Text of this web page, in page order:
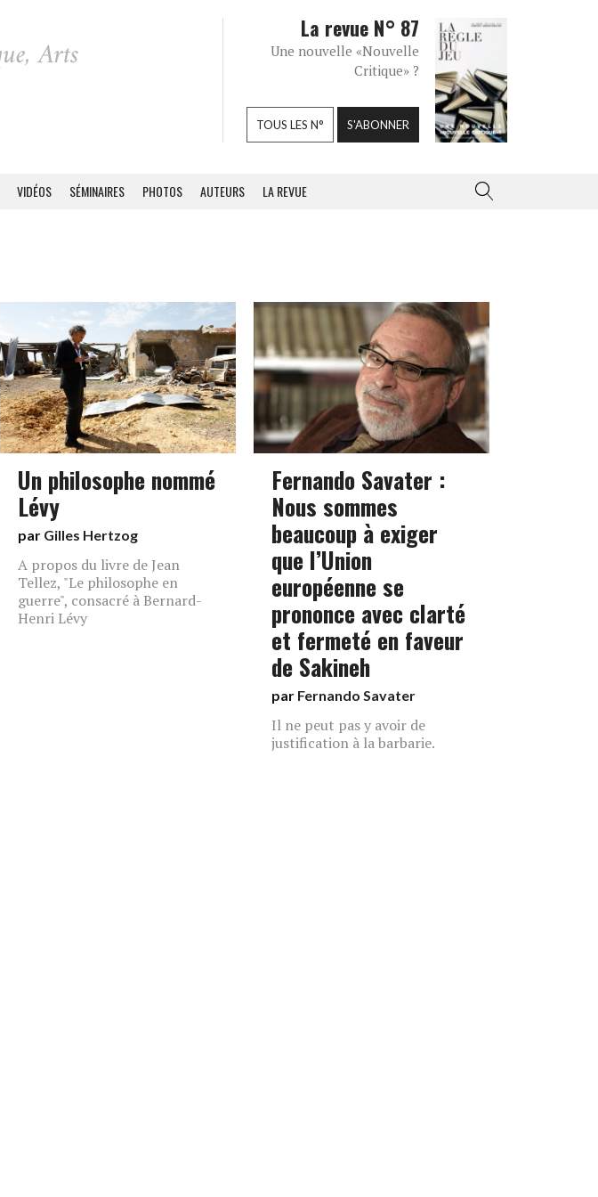
La revue N° 87
Une nouvelle «Nouvelle
Critique» ?
TOUS LES N° S'ABONNER
VIDÉOS SÉMINAIRES PHOTOS AUTEURS LA REVUE
Un philosophe nommé
Lévy
par Gilles Hertzog
A propos du livre de Jean
Tellez, "Le philosophe en
guerre", consacré à Bernard-
Henri Lévy
Fernando Savater :
Nous sommes
beaucoup à exiger
que l’Union
européenne se
prononce avec clarté
et fermeté en faveur
de Sakineh
par Fernando Savater
Il ne peut pas y avoir de
justification à la barbarie.